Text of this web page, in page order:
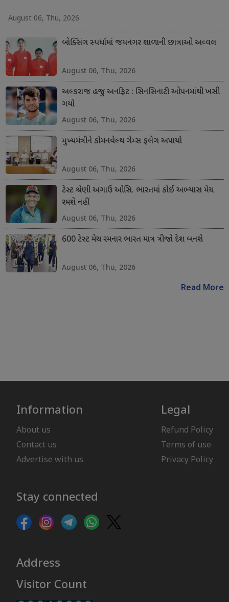
August 06, Thu, 2026
બોક્સિંગ સ્પર્ધામાં જયનગર શાળાની છાત્રાઓ અવ્વલ
August 06, Thu, 2026
અલ્કરાજ હજુ અનફિટ : સિનસિનાટી ઓપનમાંથી ખસી
ગયો
August 06, Thu, 2026
મુખ્યમંત્રીને કોમનવેલ્થ ગેમ્સ ફલેગ અપાયો
August 06, Thu, 2026
ટેસ્ટ શ્રેણી અગાઉ ઓસિ. ભારતમાં કોઈ અભ્યાસ મેચ
રમશે નહીં
August 06, Thu, 2026
600 ટેસ્ટ મેચ રમનાર ભારત માત્ર ત્રીજો દેશ બનશે
August 06, Thu, 2026
Read More
Information
About us
Contact us
Advertise with us
Legal
Refund Policy
Terms of use
Privacy Policy
Stay connected
Address
Visitor Count